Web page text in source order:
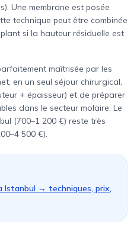
Une membrane est posée
technique peut être combinée
si la hauteur résiduelle est
maîtrisée par les
en un seul séjour chirurgical,
+ épaisseur) et de préparer
dans le secteur molaire. Le
(700–1 200 €) reste très
500 €).
Istanbul → techniques, prix,